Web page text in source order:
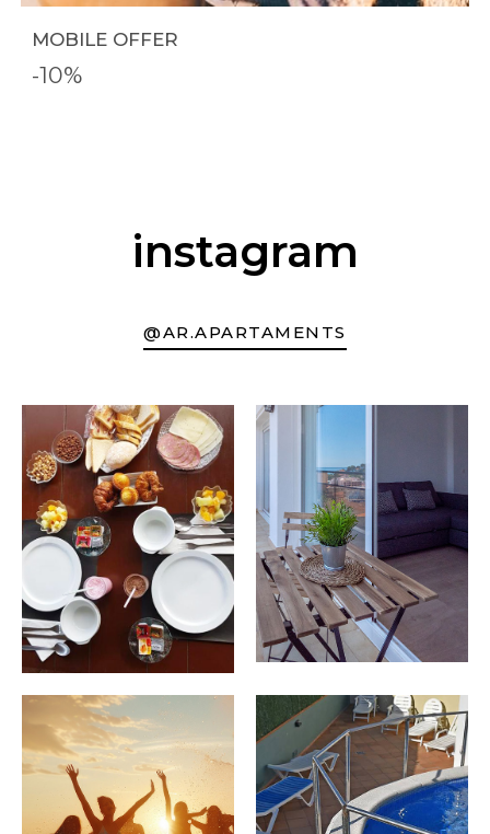
MOBILE OFFER
-10%
instagram
@AR.APARTAMENTS